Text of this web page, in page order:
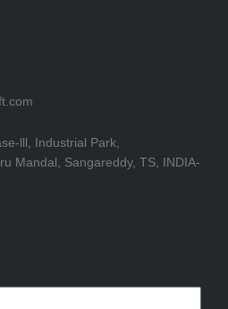
lll, Industrial Park,
Mandal, Sangareddy, TS, INDIA-